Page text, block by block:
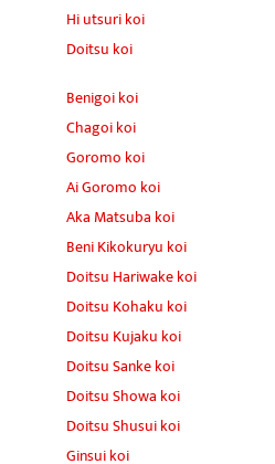
Hi utsuri koi
Doitsu koi
Benigoi koi
Chagoi koi
Goromo koi
Ai Goromo koi
Aka Matsuba koi
Beni Kikokuryu koi
Doitsu Hariwake koi
Doitsu Kohaku koi
Doitsu Kujaku koi
Doitsu Sanke koi
Doitsu Showa koi
Doitsu Shusui koi
Ginsui koi